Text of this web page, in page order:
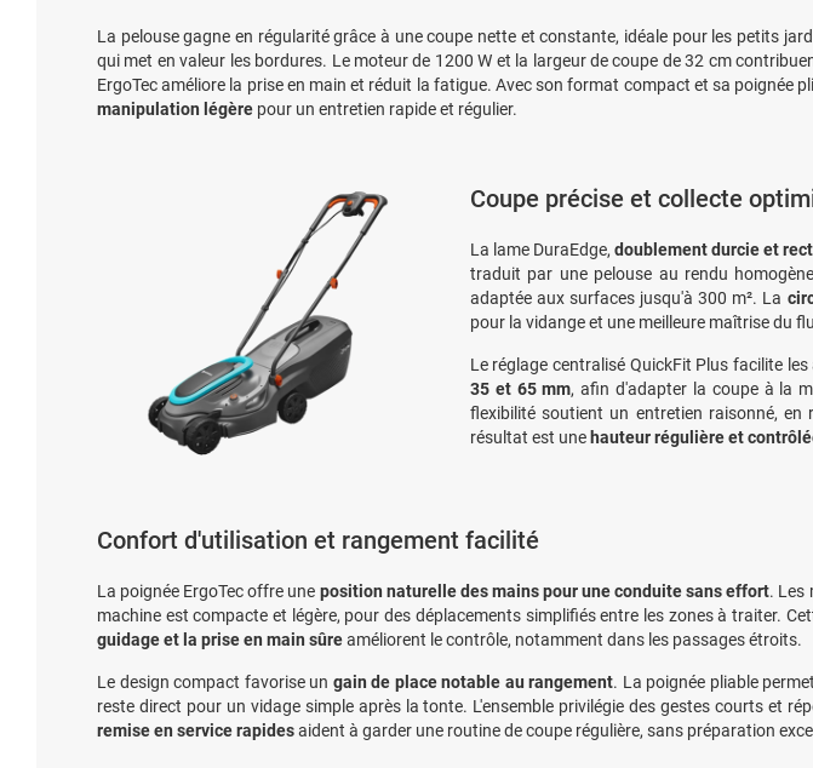
La pelouse gagne en régularité grâce à une coupe nette et constante, idéale pour les petits
qui met en valeur les bordures. Le moteur de 1200 W et la largeur de coupe de 32 cm
ErgoTec améliore la prise en main et réduit la fatigue. Avec son format compact et sa poignée
manipulation légère pour un entretien rapide et régulier.
Coupe précise et collecte
La lame DuraEdge, doublement durcie et
traduit par une pelouse au rendu
adaptée aux surfaces jusqu'à 300 m². La
pour la vidange et une meilleure maîtrise du
Le réglage centralisé QuickFit Plus facilite
35 et 65 mm, afin d'adapter la coupe à la
flexibilité soutient un entretien raisonné,
résultat est une hauteur régulière et
Confort d'utilisation et rangement facilité
La poignée ErgoTec offre une position naturelle des mains pour une conduite sans effort. Les
machine est compacte et légère, pour des déplacements simplifiés entre les zones à traiter.
guidage et la prise en main sûreaméliorent le contrôle, notamment dans les passages étroits.
Le design compact favorise un gain de place notable au rangement. La poignée pliable
reste direct pour un vidage simple après la tonte. L'ensemble privilégie des gestes courts et
remise en service rapidesaident à garder une routine de coupe régulière, sans préparation